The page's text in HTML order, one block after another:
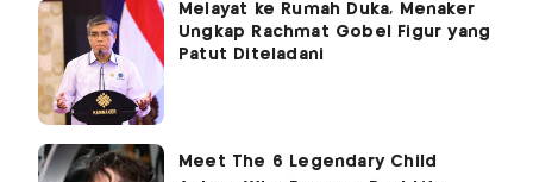
Melayat ke Rumah Duka, Menaker
Ungkap Rachmat Gobel Figur yang
Patut Diteladani